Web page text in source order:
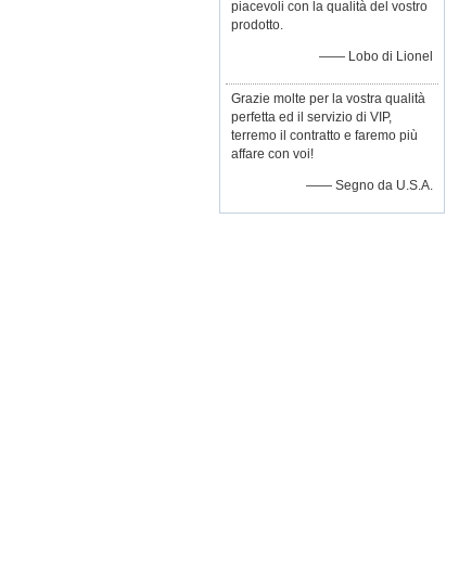
piacevoli con la qualità del vostro
prodotto.
—— Lobo di Lionel
Grazie molte per la vostra qualità
perfetta ed il servizio di VIP,
terremo il contratto e faremo più
affare con voi!
—— Segno da U.S.A.